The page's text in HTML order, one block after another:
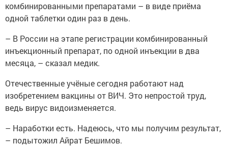
комбинированными препаратами – в виде приёма
одной таблетки один раз в день.
– В России на этапе регистрации комбинированный
инъекционный препарат, по одной инъекции в два
месяца, – сказал медик.
Отечественные учёные сегодня работают над
изобретением вакцины от ВИЧ. Это непростой труд,
ведь вирус видоизменяется.
– Наработки есть. Надеюсь, что мы получим результат,
– подытожил Айрат Бешимов.